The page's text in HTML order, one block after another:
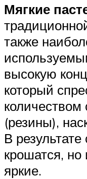
Мягкие
также
высокую
который
(резины),
В
крошатся, но
яркие.